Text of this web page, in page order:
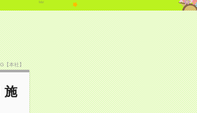
【本社】
施